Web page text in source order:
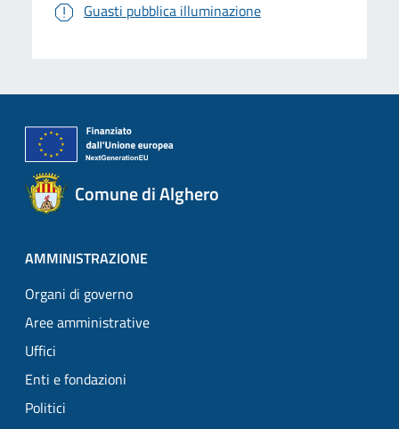
Guasti pubblica illuminazione
Comune di Alghero
AMMINISTRAZIONE
Organi di governo
Aree amministrative
Uffici
Enti e fondazioni
Politici